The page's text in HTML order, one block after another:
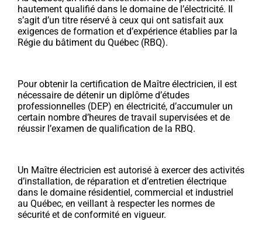
hautement qualifié dans le domaine de l’électricité. Il
s’agit d’un titre réservé à ceux qui ont satisfait aux
exigences de formation et d’expérience établies par la
Régie du bâtiment du Québec (RBQ).
Pour obtenir la certification de Maître électricien, il est
nécessaire de détenir un diplôme d’études
professionnelles (DEP) en électricité, d’accumuler un
certain nombre d’heures de travail supervisées et de
réussir l’examen de qualification de la RBQ.
Un Maître électricien est autorisé à exercer des activités
d’installation, de réparation et d’entretien électrique
dans le domaine résidentiel, commercial et industriel
au Québec, en veillant à respecter les normes de
sécurité et de conformité en vigueur.